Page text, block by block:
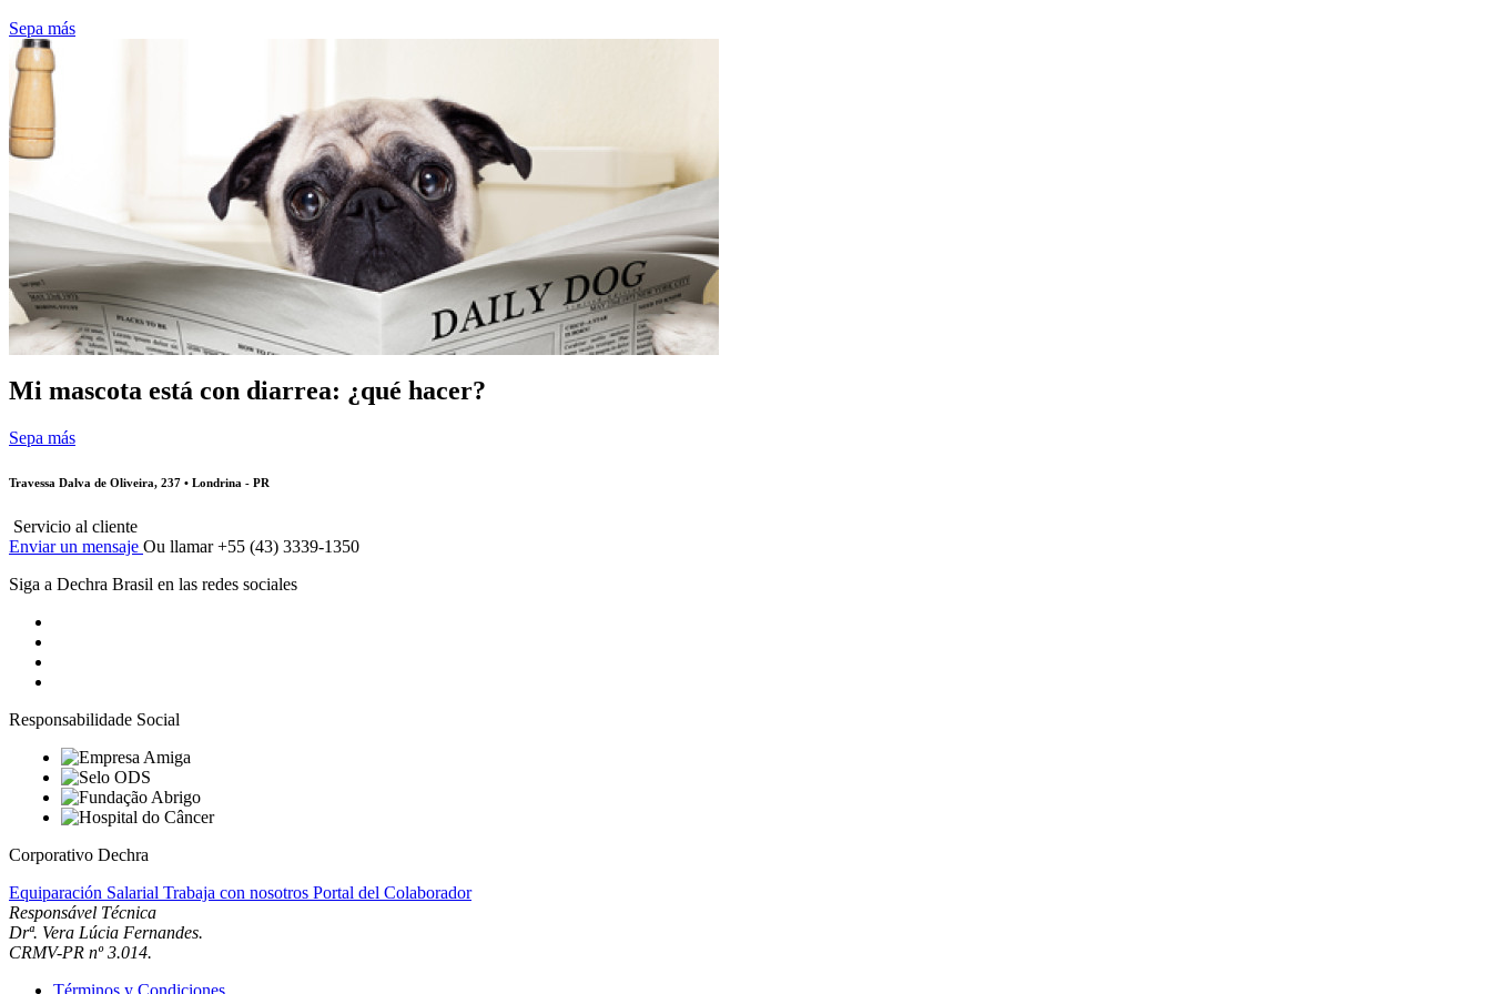
Sepa más
Mi mascota está con diarrea: ¿qué hacer?
Sepa más
Travessa Dalva de Oliveira, 237 • Londrina - PR
Servicio al cliente
Enviar un mensaje Ou llamar +55 (43) 3339-1350
Siga a Dechra Brasil en las redes sociales
Responsabilidade Social
Corporativo Dechra
Equiparación Salarial Trabaja con nosotros Portal del Colaborador
Responsável Técnica
Drª. Vera Lúcia Fernandes.
CRMV-PR nº 3.014.